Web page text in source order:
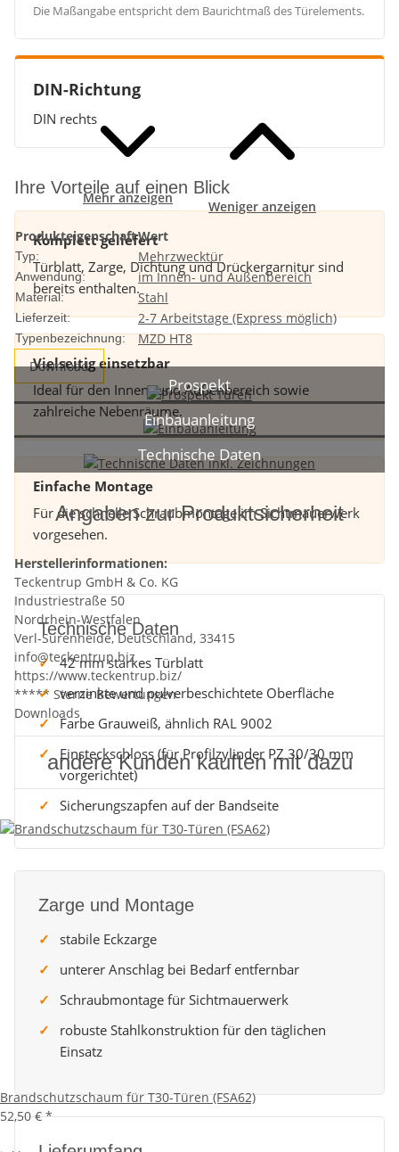
Die Maßangabe entspricht dem Baurichtmaß des Türelements.
DIN-Richtung
DIN rechts
Ihre Vorteile auf einen Blick
Komplett geliefert
Türblatt, Zarge, Dichtung und Drückergarnitur sind
bereits enthalten.
Vielseitig einsetzbar
Ideal für den Innen- und Außenbereich sowie
zahlreiche Nebenräume.
Einfache Montage
Für die schnelle Schraubmontage im Sichtmauerwerk
vorgesehen.
Technische Daten
42 mm starkes Türblatt
verzinkte und pulverbeschichtete Oberfläche
Farbe Grauweiß, ähnlich RAL 9002
Einsteckschloss (für Profilzylinder PZ 30/30 mm
vorgerichtet)
Sicherungszapfen auf der Bandseite
Zarge und Montage
stabile Eckzarge
unterer Anschlag bei Bedarf entfernbar
Schraubmontage für Sichtmauerwerk
robuste Stahlkonstruktion für den täglichen
Einsatz
Mehr anzeigen
Weniger anzeigen
ProdukteigenschaftWert
Typ: Mehrzwecktür
Anwendung: im Innen- und Außenbereich
Material: Stahl
Lieferzeit: 2-7 Arbeitstage (Express möglich)
Typenbezeichnung:
MZD HT8
Download
Prospekt
Einbauanleitung
Technische Daten
Angaben zur Produktsicherheit
Herstellerinformationen:
Teckentrup GmbH & Co. KG
Industriestraße 50
Nordrhein-Westfalen
Verl-Sürenheide, Deutschland, 33415
info@teckentrup.biz
https://www.teckentrup.biz/
***** Sterne Bewertungen
Downloads
andere Kunden kauften mit dazu
Brandschutzschaum für T30-Türen (FSA62)
52,50 €*